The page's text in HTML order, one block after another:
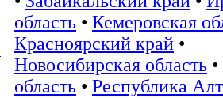
область • Кемеровская
Красноярский край •
Новосибирская область •
область • Республика